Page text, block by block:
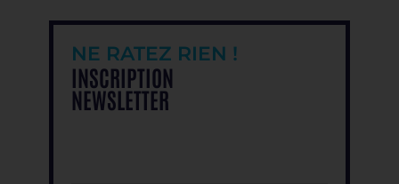
NE RATEZ RIEN !
INSCRIPTION
NEWSLETTER